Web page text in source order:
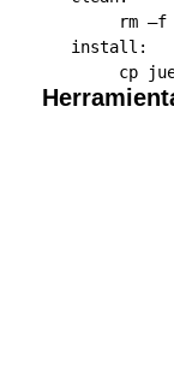
rm –f
   install: